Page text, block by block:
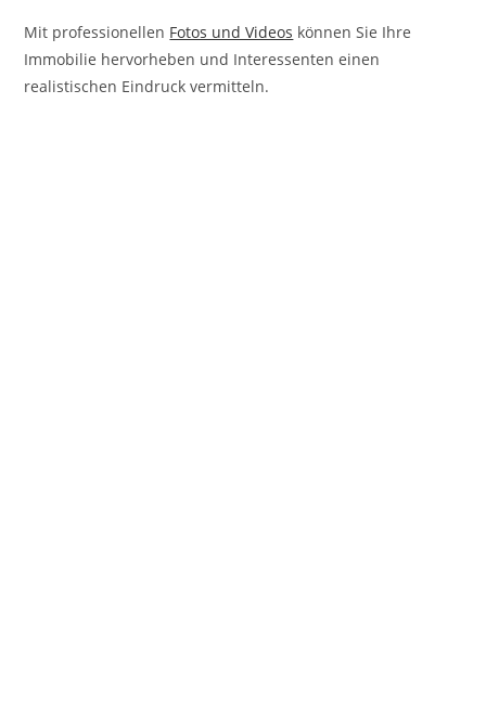
Mit professionellen Fotos und Videos können Sie Ihre
Immobilie hervorheben und Interessenten einen
realistischen Eindruck vermitteln.